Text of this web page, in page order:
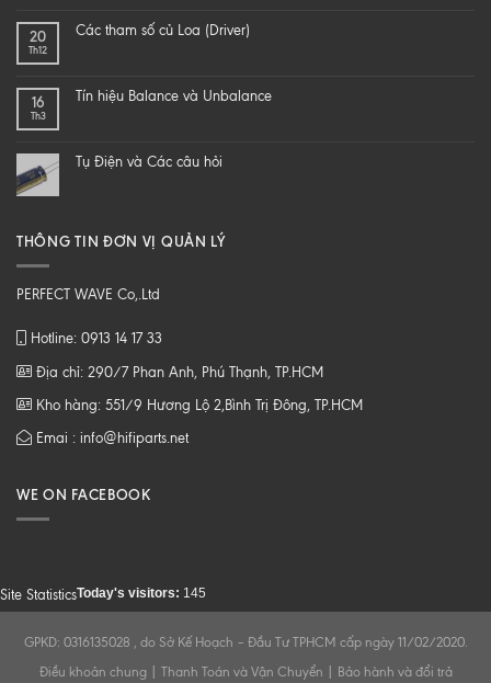
speaker
loa
Z
ĐỂ
CHẤT
20
Th12
Các tham số củ Loa (Driver)
16
Th3
Tín hiệu Balance và Unbalance
Tụ Điện và Các câu hỏi
THÔNG TIN ĐƠN VỊ QUẢN LÝ
PERFECT WAVE Co,.Ltd
Hotline: 0913 14 17 33
Địa chỉ: 290/7 Phan Anh, Phú Thạnh, TP.HCM
Kho hàng: 551/9 Hương Lộ 2,Bình Trị Đông, TP.HCM
Emai : info@hifiparts.net
WE ON FACEBOOK
Site StatisticsToday's visitors: 145
GPKD: 0316135028 , do Sở Kế Hoạch – Đầu Tư TPHCM cấp ngày 11/02/2020.
Điều khoản chung| Thanh Toán và Vận Chuyển Bảo hành và đổi trả